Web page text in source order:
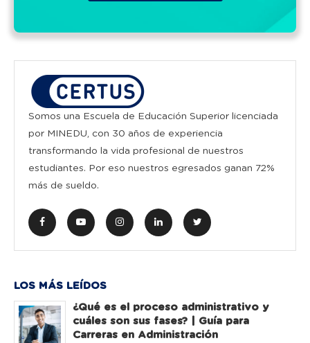
Somos una Escuela de Educación Superior licenciada
por MINEDU, con 30 años de experiencia
transformando la vida profesional de nuestros
estudiantes. Por eso nuestros egresados ganan 72%
más de sueldo.
LOS MÁS LEÍDOS
¿Qué es el proceso administrativo y
cuáles son sus fases? | Guía para
Carreras en Administración